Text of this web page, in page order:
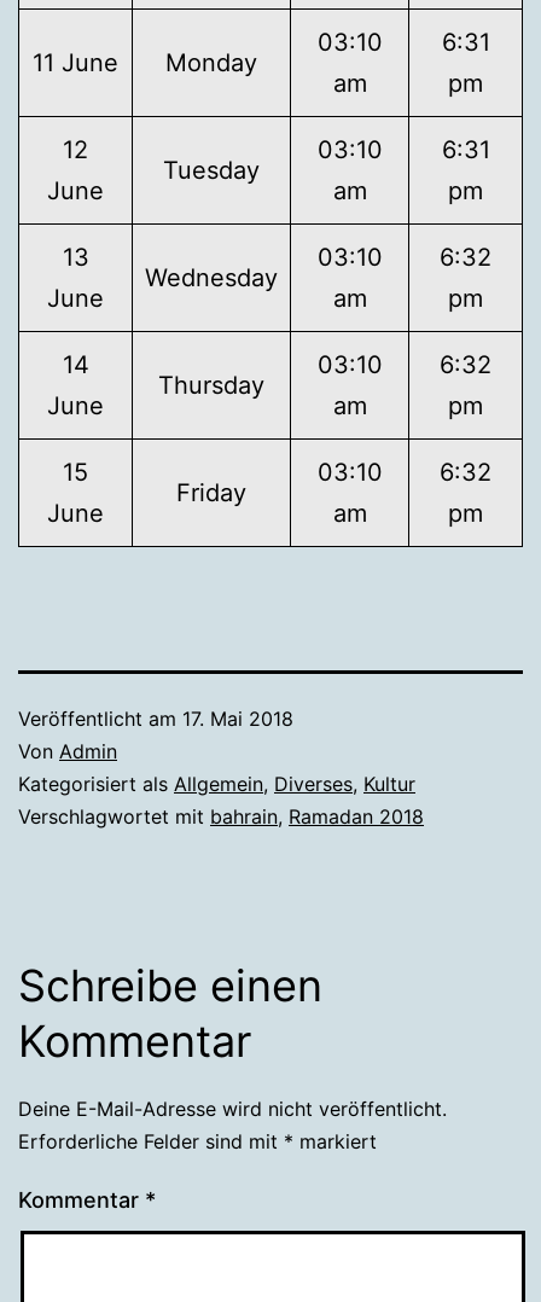
11 June Monday
03:10
am
6:31
pm
12
June
Tuesday
03:10
am
6:31
pm
13
June
Wednesday
03:10
am
6:32
pm
14
June
Thursday
03:10
am
6:32
pm
15
June
Friday
03:10
am
6:32
pm
Veröffentlicht am 17. Mai 2018
Von Admin
Kategorisiert als Allgemein, Diverses, Kultur
Verschlagwortet mit bahrain, Ramadan 2018
Schreibe einen
Kommentar
Deine E-Mail-Adresse wird nicht veröffentlicht.
Erforderliche Felder sind mit * markiert
Kommentar *